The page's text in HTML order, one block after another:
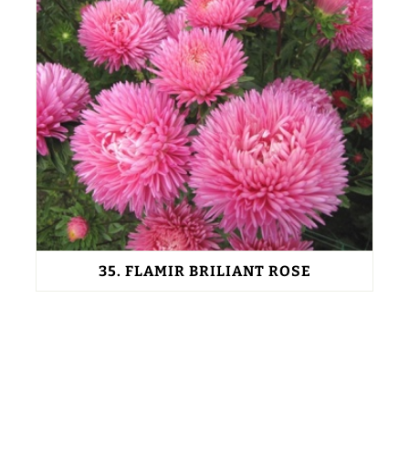
35. FLAMIR BRILIANT ROSE